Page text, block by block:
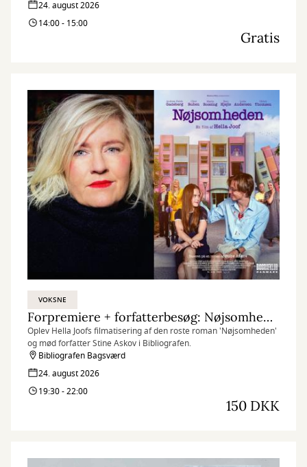
24. august 2026
14:00 - 15:00
Gratis
VOKSNE
Forpremiere + forfatterbesøg: Nøjsomheden + Stine Askov
Oplev Hella Joofs filmatisering af den roste roman 'Nøjsomheden'
og mød forfatter Stine Askov i Bibliografen.
Bibliografen Bagsværd
24. august 2026
19:30 - 22:00
150 DKK